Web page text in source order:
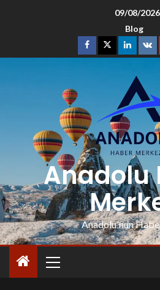
09/08/2026
Blog
Anadolu
Anadolu'nun